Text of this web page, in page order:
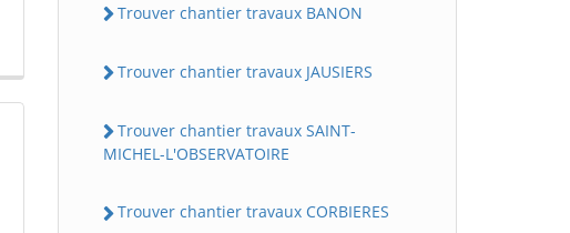
Trouver chantier travaux BANON
Trouver chantier travaux JAUSIERS
Trouver chantier travaux SAINT-
MICHEL-L'OBSERVATOIRE
Trouver chantier travaux CORBIERES